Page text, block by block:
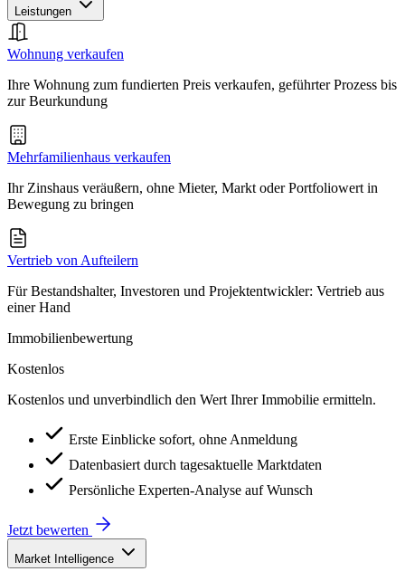
Leistungen
Wohnung verkaufen
Ihre Wohnung zum fundierten Preis verkaufen, geführter Prozess bis
zur Beurkundung
Mehrfamilienhaus verkaufen
Ihr Zinshaus veräußern, ohne Mieter, Markt oder Portfoliowert in
Bewegung zu bringen
Vertrieb von Aufteilern
Für Bestandshalter, Investoren und Projektentwickler: Vertrieb aus
einer Hand
Immobilienbewertung
Kostenlos
Kostenlos und unverbindlich den Wert Ihrer Immobilie ermitteln.
Erste Einblicke sofort, ohne Anmeldung
Datenbasiert durch tagesaktuelle Marktdaten
Persönliche Experten-Analyse auf Wunsch
Jetzt bewerten
Market Intelligence